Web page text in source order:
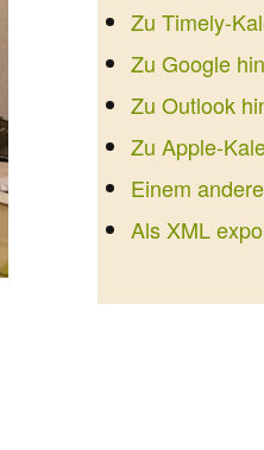
Zu Timely-
Zu Google
Zu Outlook
Zu Apple-
Einem
Als XML